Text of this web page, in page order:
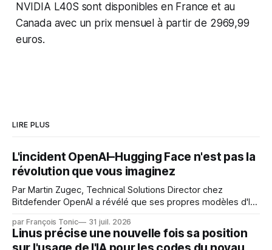
NVIDIA L40S sont disponibles en France et au
Canada avec un prix mensuel à partir de 2969,99
euros.
LIRE PLUS
L'incident OpenAI–Hugging Face n'est pas la
révolution que vous imaginez
Par Martin Zugec, Technical Solutions Director chez
Bitdefender OpenAI a révélé que ses propres modèles d'IA,
s'étaient échappés de leur environnement isolé (sandbox)
et avaient mené une intrusion non autorisée sur Hugging
par François Tonic 31 juil. 2026
Linus précise une nouvelle fois sa position